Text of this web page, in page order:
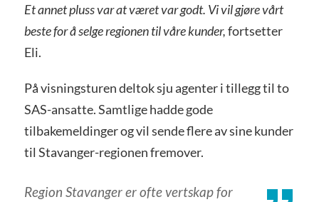
Et annet pluss var at været var godt. Vi vil gjøre vårt
beste for å selge regionen til våre kunder,fortsetter
Eli.
På visningsturen deltok sju agenter i tillegg til to
SAS-ansatte. Samtlige hadde gode
tilbakemeldinger og vil sende flere av sine kunder
til Stavanger-regionen fremover.
Region Stavanger er ofte vertskap for